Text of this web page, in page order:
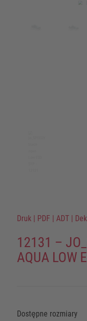
Druk | PDF | ADT |
12131 –
AQUA LOW
Dostępne rozmiary